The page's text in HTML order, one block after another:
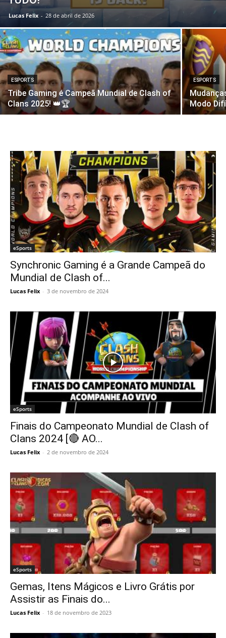
Lucas Felix - 28 de abril de 2026
ESPORTS
Tribe Gaming é Campeã Mundial de Clash of
Clans 2025! 👑🏆
ESPORTS
Modo
eSports
Synchronic Gaming é a Grande Campeã do
Mundial de Clash of...
Lucas Felix - 3 de novembro de 2024
eSports
Finais do Campeonato Mundial de Clash of
Clans 2024 [🔴 AO...
Lucas Felix - 2 de novembro de 2024
eSports
Gemas, Itens Mágicos e Livro Grátis por
Assistir as Finais do...
Lucas Felix - 18 de novembro de 2023